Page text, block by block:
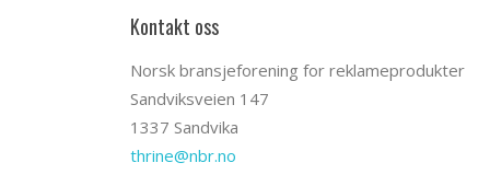
Kontakt oss
Norsk bransjeforening for reklameprodukter
Sandviksveien 147
1337 Sandvika
thrine@nbr.no